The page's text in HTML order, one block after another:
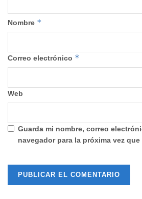
Nombre *
Correo electrónico *
Web
Guarda mi nombre, correo
navegador para la próxima vez que